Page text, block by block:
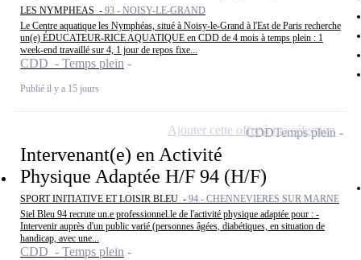
LES NYMPHEAS - 93 - NOISY-LE-GRAND
Le Centre aquatique les Nymphéas, situé à Noisy-le-Grand à l'Est de Paris recherche
un(e) ÉDUCATEUR-RICE AQUATIQUE en CDD de 4 mois à temps plein : 1
week-end travaillé sur 4, 1 jour de repos fixe...
CDD - Temps plein
Publié il y a 15 jours
Intervenant(e) en Activité
Physique Adaptée H/F 94 (H/F)
SPORT INITIATIVE ET LOISIR BLEU - 94 - CHENNEVIERES SUR MARNE
Siel Bleu 94 recrute un.e professionnel.le de l'activité physique adaptée pour : -
Intervenir auprès d'un public varié (personnes âgées, diabétiques, en situation de
handicap, avec une...
CDD - Temps plein
CDDTemps plein
Ajouter cette offre à ma sélection